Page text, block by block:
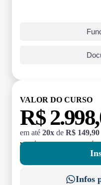
VALOR DO CURSO
R$
em até 20x de R$ 149,90
MATRÍCULA:
Infos